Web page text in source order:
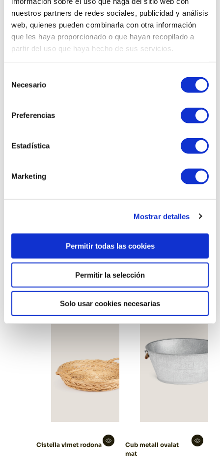
nuestros partners de redes sociales, publicidad y análisis
web, quienes pueden combinarla con otra información
que les haya proporcionado o que hayan recopilado a
partir del uso que haya hecho de sus servicios.
Necesario
Preferencias
Estadística
Marketing
Mostrar detalles
Permitir todas las cookies
Permitir la selección
Solo usar cookies necesarias
Productes relacionats
negra
Cistella vimet rodona
Cub metall ovalat
mat